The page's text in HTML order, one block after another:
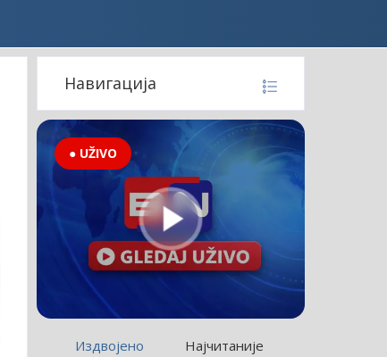
Навигација
● UŽIVO
Издвојено Најчитаније